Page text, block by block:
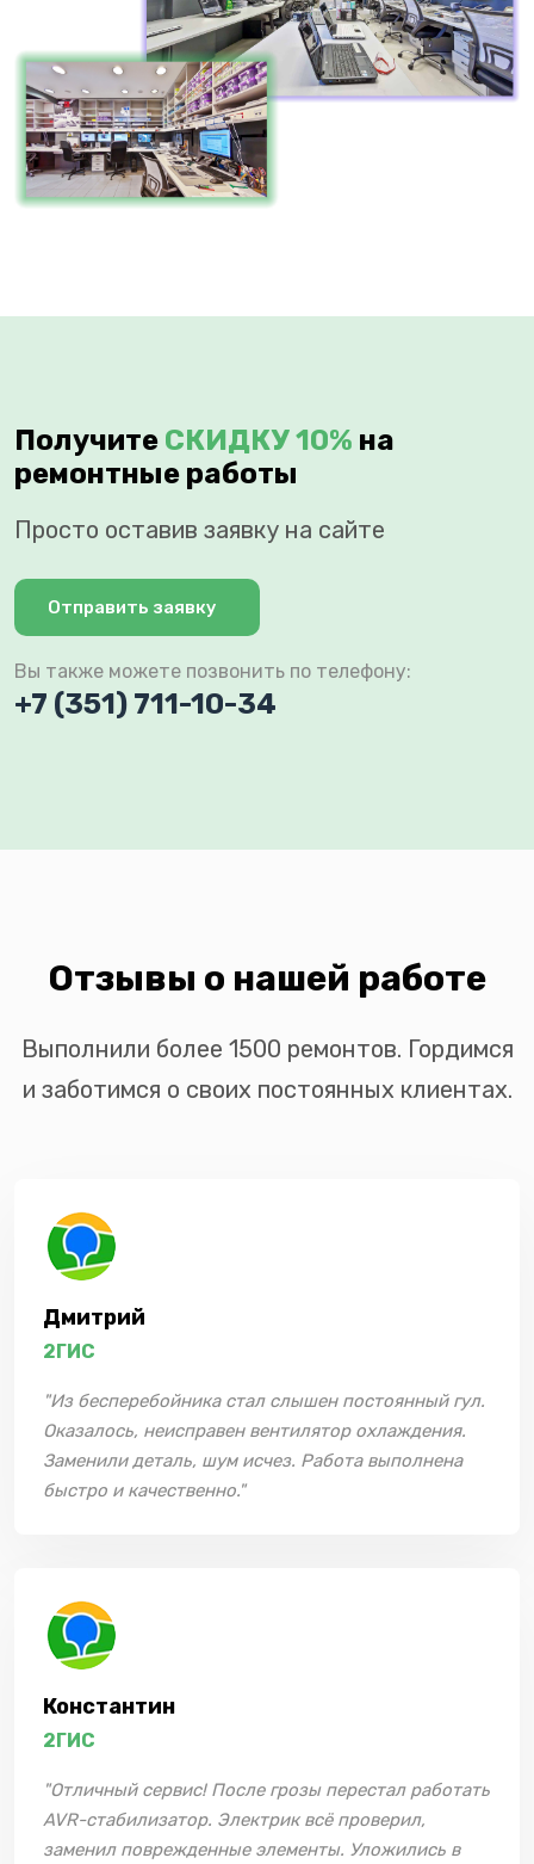
Получите СКИДКУ 10% на
ремонтные работы
Просто оставив заявку на сайте
Отправить заявку
Вы также можете позвонить по телефону:
+7 (351) 711-10-34
Отзывы о нашей работе
Выполнили более 1500 ремонтов. Гордимся
и заботимся о своих постоянных клиентах.
Дмитрий
2ГИС
"Из бесперебойника стал слышен постоянный гул.
Оказалось, неисправен вентилятор охлаждения.
Заменили деталь, шум исчез. Работа выполнена
быстро и качественно."
Константин
2ГИС
"Отличный сервис! После грозы перестал работать
AVR-стабилизатор. Электрик всё проверил,
заменил поврежденные элементы. Уложились в